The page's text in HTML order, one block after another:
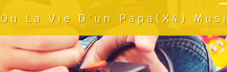
Ou La Vie D'un Papa(x4)